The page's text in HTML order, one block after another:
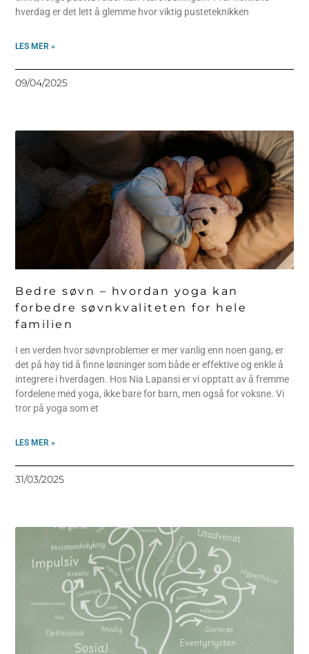
hverdag er det lett å glemme hvor viktig pusteteknikken
LES MER »
09/04/2025
Bedre søvn – hvordan yoga kan
forbedre søvnkvaliteten for hele
familien
I en verden hvor søvnproblemer er mer vanlig enn noen gang, er
det på høy tid å finne løsninger som både er effektive og enkle å
integrere i hverdagen. Hos Nia Lapansi er vi opptatt av å fremme
fordelene med yoga, ikke bare for barn, men også for voksne. Vi
tror på yoga som et
LES MER »
31/03/2025